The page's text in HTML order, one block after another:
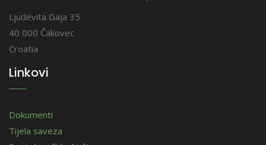
Ljudevita Gaja 35
40 000 Čakovec
Croatia
Linkovi
Dokumenti
Tijela saveza